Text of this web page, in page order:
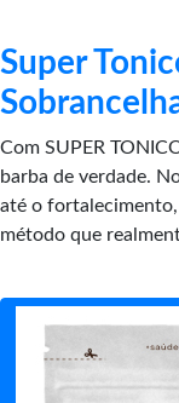
Super
Com SUPER
barba de verdade.
até o
método que